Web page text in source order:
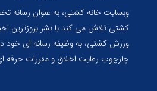
وبسایت خانه کشتی، به عنوان
کشتی تلاش می کند با نشر بروزترین
ورزش کشتی، به وظیفه رسانه ای خود
چارچوب رعایت اخلاق و مقررات حرفه